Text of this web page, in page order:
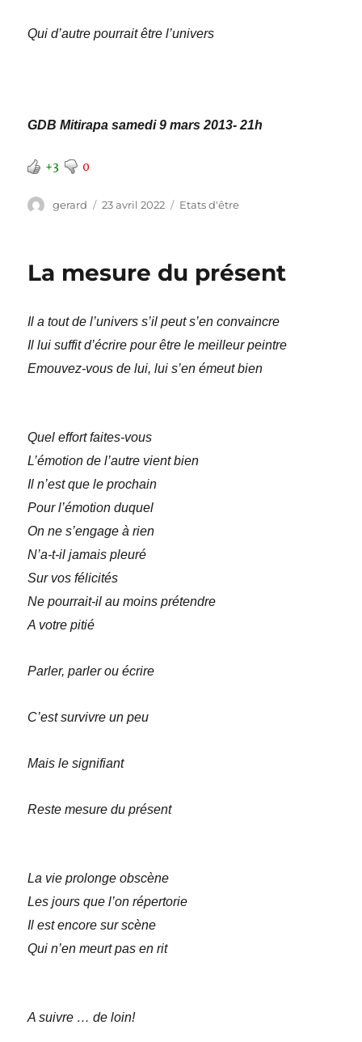
Qui d’autre pourrait être l’univers
GDB Mitirapa samedi 9 mars 2013- 21h
+3 0
Auteur
gerard
Publié
23 avril 2022 Catégories
Etats d'être
La mesure du présent
Il a tout de l’univers s’il peut s’en convaincre
Il lui suffit d’écrire pour être le meilleur peintre
Emouvez-vous de lui, lui s’en émeut bien
Quel effort faites-vous
L’émotion de l’autre vient bien
Il n’est que le prochain
Pour l’émotion duquel
On ne s’engage à rien
N’a-t-il jamais pleuré
Sur vos félicités
Ne pourrait-il au moins prétendre
A votre pitié
Parler, parler ou écrire
C’est survivre un peu
Mais le signifiant
Reste mesure du présent
La vie prolonge obscène
Les jours que l’on répertorie
Il est encore sur scène
Qui n’en meurt pas en rit
A suivre … de loin!